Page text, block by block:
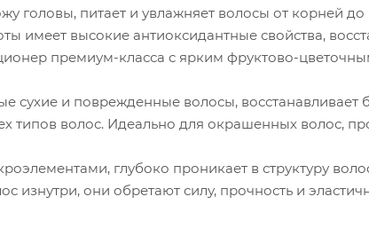
головы, питает и увлажняет волосы от корней до
имеет высокие антиоксидантные свойства,
премиум-класса с ярким фруктово-
и поврежденные волосы, восстанавливает
типов волос. Идеально для окрашенных волос,
глубоко проникает в структуру
изнутри, они обретают силу, прочность и